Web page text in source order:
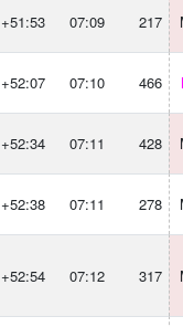
+51:53 07:09 217
+52:07 07:10 466
+52:34 07:11 428
+52:38 07:11 278
+52:54 07:12 317